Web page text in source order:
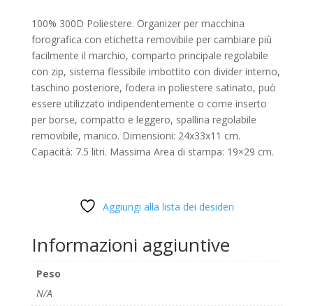
100% 300D Poliestere. Organizer per macchina
forografica con etichetta removibile per cambiare più
facilmente il marchio, comparto principale regolabile
con zip, sistema flessibile imbottito con divider interno,
taschino posteriore, fodera in poliestere satinato, può
essere utilizzato indipendentemente o come inserto
per borse, compatto e leggero, spallina regolabile
removibile, manico. Dimensioni: 24x33x11 cm.
Capacità: 7.5 litri. Massima Area di stampa: 19×29 cm.
Aggiungi alla lista dei desideri
Informazioni aggiuntive
Peso
N/A